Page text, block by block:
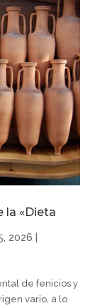
la «Dieta
2026
de fenicios y
vario, a lo